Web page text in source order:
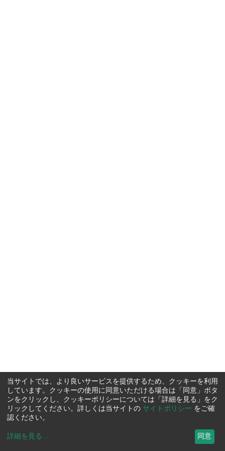
当サイトでは、より良いサービスを提供するため、クッキーを利用
しています。クッキーの使用に同意いただける場合は「同意」ボタ
ンをクリックし、クッキーポリシーについては「詳細を見る」をク
リックしてください。詳しくは当サイトの サイトポリシー をご確
認ください。
詳細を見る ... 同意